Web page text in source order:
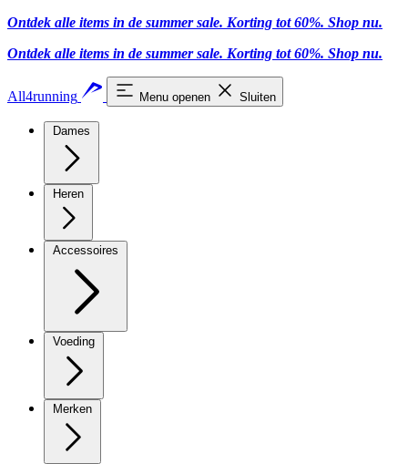
Ontdek alle items in de summer sale. Korting tot 60%. Shop nu.
Ontdek alle items in de summer sale. Korting tot 60%. Shop nu.
All4running Menu openen Sluiten
Dames
Heren
Accessoires
Voeding
Merken